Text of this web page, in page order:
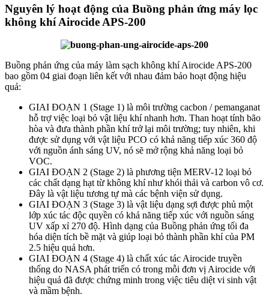
Nguyên lý hoạt động của Buồng phản ứng máy lọc
không khí Airocide APS-200
Buồng phản ứng của máy làm sạch không khí Airocide APS-200
bao gồm 04 giai đoạn liên kết với nhau đảm bảo hoạt động hiệu
quả:
GIAI ĐOẠN 1 (Stage 1) là môi trường cacbon / pemanganat
hỗ trợ việc loại bỏ vật liệu khí nhanh hơn. Than hoạt tính bão
hòa và đưa thành phần khí trở lại môi trường; tuy nhiên, khi
được sử dụng với vật liệu PCO có khả năng tiếp xúc 360 độ
với nguồn ánh sáng UV, nó sẽ mở rộng khả năng loại bỏ
VOC.
GIAI ĐOẠN 2 (Stage 2) là phương tiện MERV-12 loại bỏ
các chất dạng hạt từ không khí như khói thải và carbon vô cơ.
Đây là vật liệu tương tự mà các bệnh viện sử dụng.
GIAI ĐOẠN 3 (Stage 3) là vật liệu dạng sợi được phủ một
lớp xúc tác độc quyền có khả năng tiếp xúc với nguồn sáng
UV xấp xỉ 270 độ. Hình dạng của Buồng phản ứng tối đa
hóa diện tích bề mặt và giúp loại bỏ thành phần khí của PM
2.5 hiệu quả hơn.
GIAI ĐOẠN 4 (Stage 4) là chất xúc tác Airocide truyền
thống do NASA phát triển có trong mỗi đơn vị Airocide với
hiệu quả đã được chứng minh trong việc tiêu diệt vi sinh vật
và mầm bệnh.